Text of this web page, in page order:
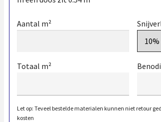
Aantal m²
Totaal m²
Let op: Teveel bestelde materialen kunnen niet retour
kosten